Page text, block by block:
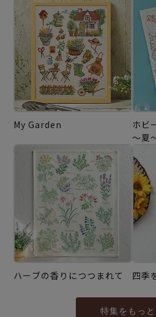
My Garden
ホビ
～夏
ハーブの香りにつつまれて 四季
特集をもっと